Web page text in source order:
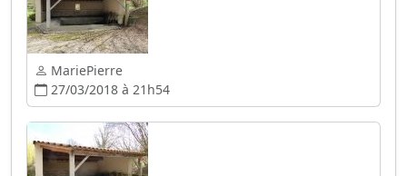
MariePierre
27/03/2018 à 21h54